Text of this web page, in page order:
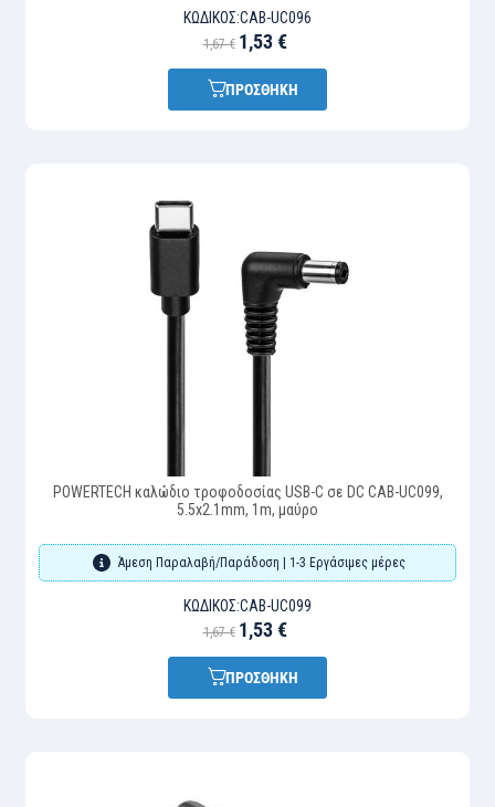
ΚΩΔΙΚΌΣ:CAB-UC096
1,67 € 1,53 €
ΠΡΟΣΘΗΚΗ
POWERTECH καλώδιο τροφοδοσίας USB-C σε DC CAB-UC099,
5.5x2.1mm, 1m, μαύρο
Άμεση Παραλαβή/Παράδοση | 1-3 Εργάσιμες μέρες
ΚΩΔΙΚΌΣ:CAB-UC099
1,67 € 1,53 €
ΠΡΟΣΘΗΚΗ